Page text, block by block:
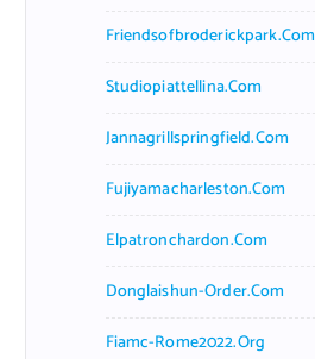
Friendsofbroderickpark.com
Studiopiattellina.com
Jannagrillspringfield.com
Fujiyamacharleston.com
Elpatronchardon.com
Donglaishun-Order.com
Fiamc-Rome2022.org